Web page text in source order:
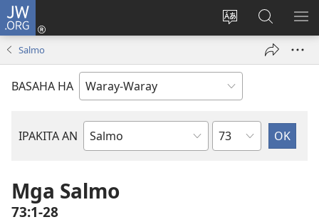
JW.ORG
Balyui
yinaknan
an
site
Pag-
log
new
Pamiling
ha
JW.ORG
Salmo
BASAHA HA
IPAKITA AN
Libro
Biblia
Kapitulo
Mga Salmo
73:1-28